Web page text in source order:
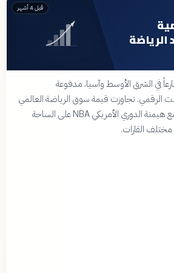
قبل 4 أشهر
في الشرق الأوسط وآسيا، مدفوعة
الرقمي. تجاوزت قيمة سوق الرياضة العالمي
حدود البيانات التقليدية، مع هيمنة الدوري الأمريكي NBA على الساحة
القارات.